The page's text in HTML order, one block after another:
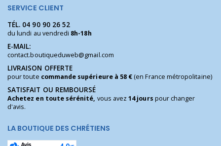
SERVICE CLIENT
TÉL. 04 90 90 26 52
du lundi au vendredi 8h-18h
E-MAIL:
contact.boutiqueduweb@gmail.com
LIVRAISON OFFERTE
pour toute commande supérieure à 58 €(en France métropolitaine)
SATISFAIT OU REMBOURSÉ
Achetez en toute sérénité, vous avez14 jours pour changer
d'avis.
LA BOUTIQUE DES CHRÉTIENS